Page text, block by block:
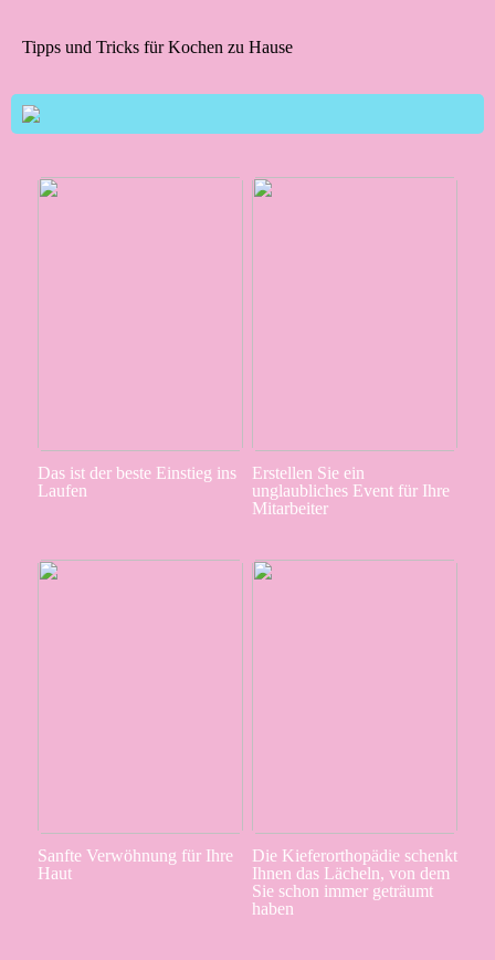
Tipps und Tricks für Kochen zu Hause
Das ist der beste Einstieg ins
Laufen
Erstellen Sie ein
unglaubliches Event für Ihre
Mitarbeiter
Sanfte Verwöhnung für Ihre
Haut
Die Kieferorthopädie schenkt
Ihnen das Lächeln, von dem
Sie schon immer geträumt
haben